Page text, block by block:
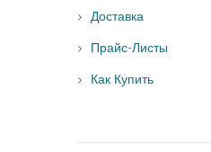
Доставка
Прайс-Листы
Как Купить